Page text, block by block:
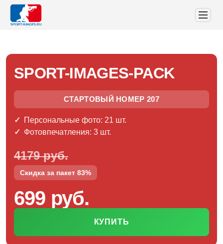
SPORT-IMAGES-PACK
СТАРТОВЫЙ НОМЕР 207
Персональные фото: 21 шт.
Фотовпечатления: 3 шт.
4179 руб.
Скидка за пакет 83%
699 руб.
КУПИТЬ